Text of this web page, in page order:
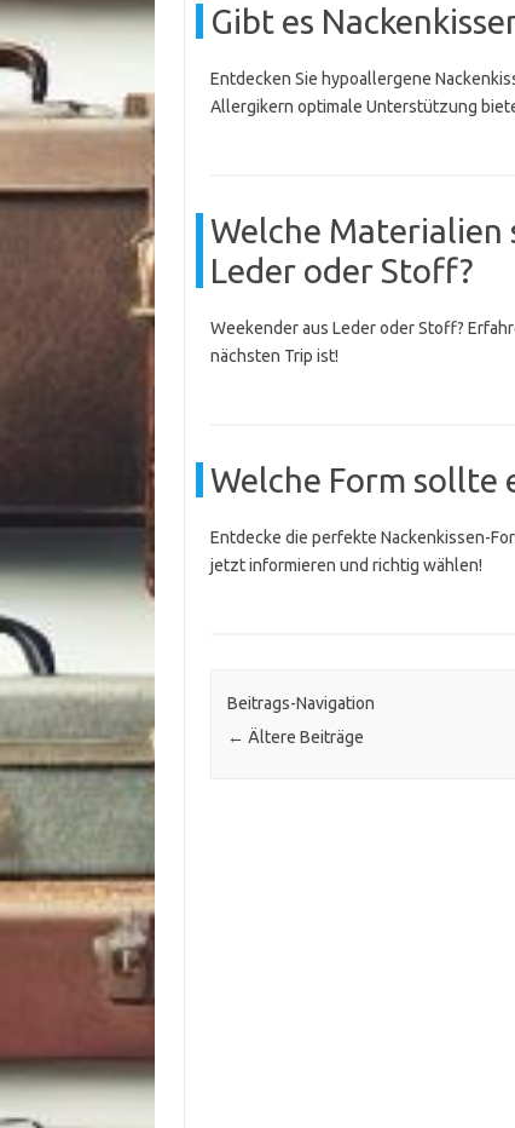
Gibt es
Entdecken Sie hypoallergene
Allergikern optimale Unterstützung
Welche Materialien
Leder oder Stoff?
Weekender aus Leder oder Stoff?
nächsten Trip ist!
Welche Form sollte
Entdecke die perfekte Nackenkissen-
jetzt informieren und richtig wählen!
Beitrags-Navigation
← Ältere Beiträge